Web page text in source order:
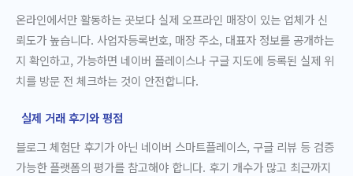
온라인에서만 활동하는 곳보다 실제 오프라인 매장이 있는 업체가 신
뢰도가 높습니다. 사업자등록번호, 매장 주소, 대표자 정보를 공개하는
지 확인하고, 가능하면 네이버 플레이스나 구글 지도에 등록된 실제 위
치를 방문 전 체크하는 것이 안전합니다.
실제 거래 후기와 평점
블로그 체험단 후기가 아닌 네이버 스마트플레이스, 구글 리뷰 등 검증
가능한 플랫폼의 평가를 참고해야 합니다. 후기 개수가 많고 최근까지